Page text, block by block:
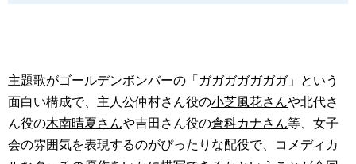
主題歌がゴールデンボンバーの「ガガガガガガガ」という
面白い構成で、主人公仲村さん役の小芝風花さんや北代さ
ん役の木南晴夏さんや吉田さん役の倉科カナさん等、女子
会の雰囲気を表現するのがぴったりな配役で、コメディカ